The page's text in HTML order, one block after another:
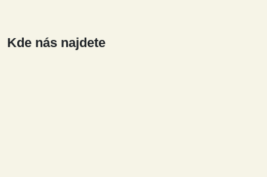
Kde nás najdete